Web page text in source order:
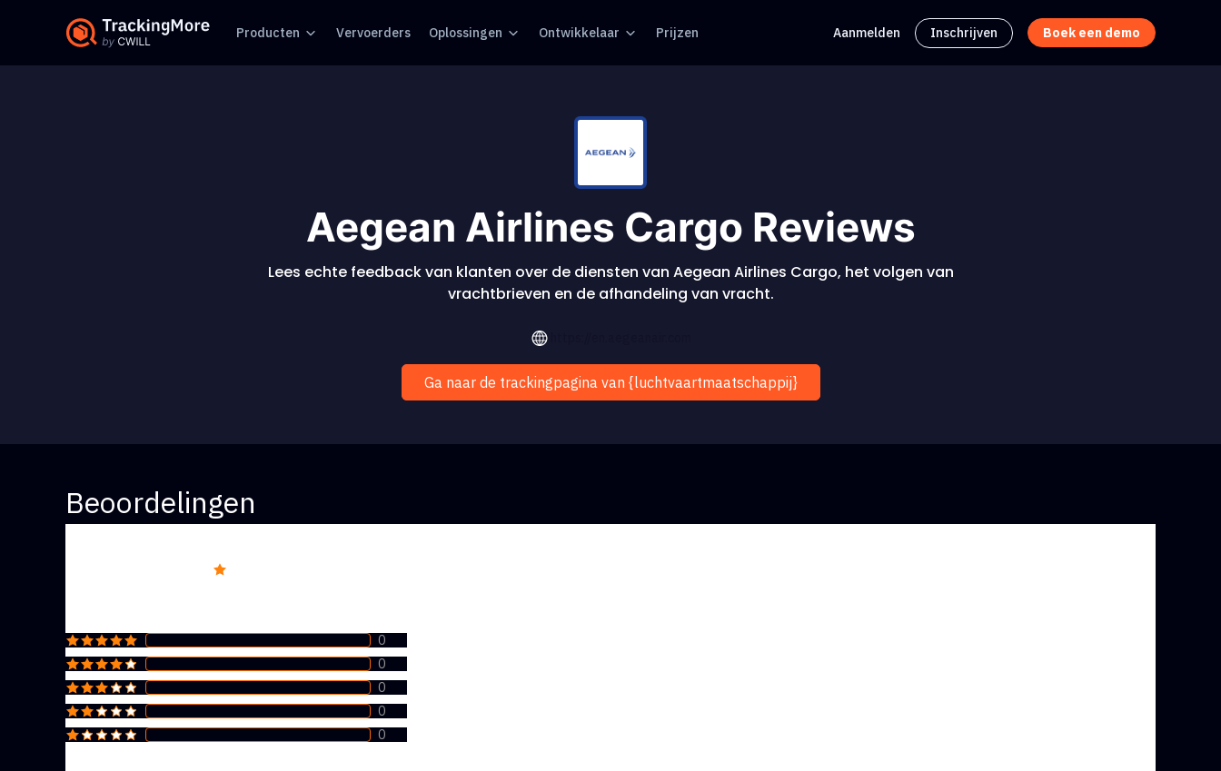
Producten Vervoerders Oplossingen Ontwikkelaar Prijzen Aanmelden Inschrijven Boek een demo
Aegean Airlines Cargo Reviews
Lees echte feedback van klanten over de diensten van Aegean Airlines Cargo, het volgen van
vrachtbrieven en de afhandeling van vracht.
Ga naar de trackingpagina van {luchtvaartmaatschappij}
Beoordelingen
0
0
0
0
0